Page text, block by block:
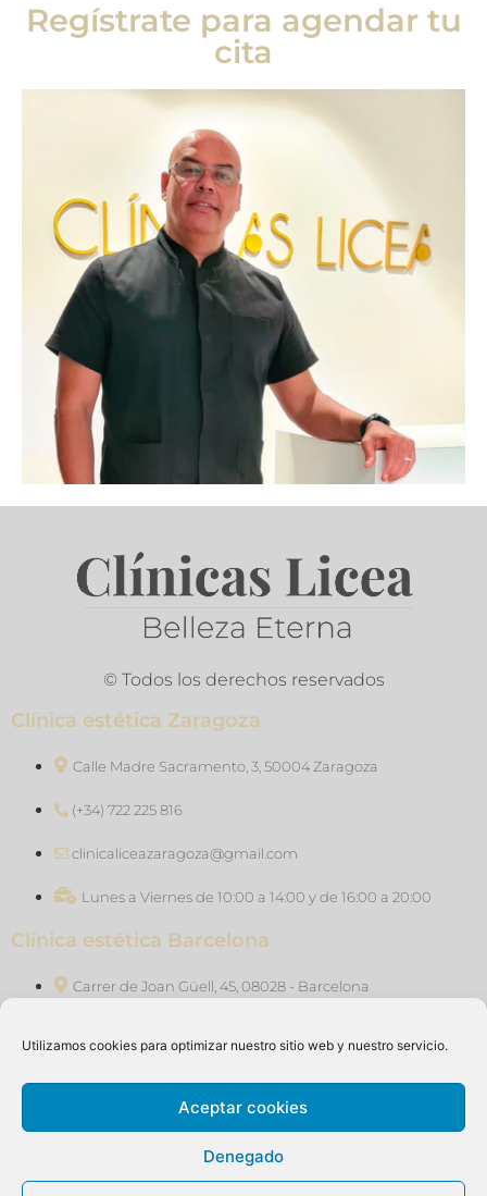
Utilizamos cookies para optimizar nuestro sitio web y nuestro servicio.
Aceptar cookies
Denegado
Regístrate para agendar tu
cita
© Todos los derechos reservados
Clínica estética Zaragoza
Calle Madre Sacramento, 3, 50004 Zaragoza
(+34) 722 225 816
clinicaliceazaragoza@gmail.com
Lunes a Viernes de 10:00 a 14:00 y de 16:00 a 20:00
Clínica estética Barcelona
Carrer de Joan Güell, 45, 08028 - Barcelona
Lunes a Viernes de 10:00 a 14:00 y de 16:00 a 20:00